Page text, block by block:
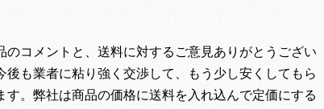
のコメントと、送料に対するご意見ありがとうござい
後も業者に粘り強く交渉して、もう少し安くしてもら
す。弊社は商品の価格に送料を入れ込んで定価にする